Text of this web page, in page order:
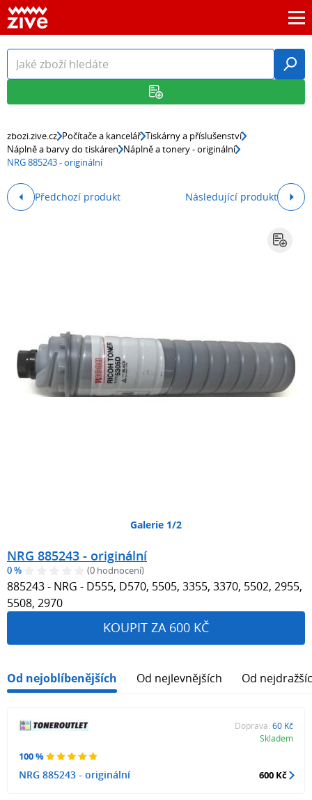
zbozi.zive.cz Počítače a kancelář Tiskárny a příslušenství
Náplně a barvy do tiskáren Náplně a tonery - originální
NRG 885243 - originální
Předchozí produkt Následující produkt
Galerie 1/2
NRG 885243 - originální
0 % (0 hodnocení)
885243 - NRG - D555, D570, 5505, 3355, 3370, 5502, 2955,
5508, 2970
KOUPIT ZA 600 KČ
Od nejoblíbenějších Od nejlevnějších Od
100 %
NRG 885243 - originální
Doprava: 60 Kč
Skladem
600 Kč